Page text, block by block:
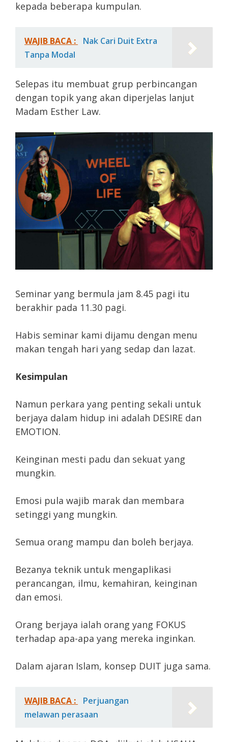
kepada beberapa kumpulan.
WAJIB BACA :
Nak Cari Duit Extra
Tanpa Modal
Selepas itu membuat grup perbincangan
dengan topik yang akan diperjelas lanjut
Madam Esther Law.
Seminar yang bermula jam 8.45 pagi itu
berakhir pada 11.30 pagi.
Habis seminar kami dijamu dengan menu
makan tengah hari yang sedap dan lazat.
Kesimpulan
Namun perkara yang penting sekali untuk
berjaya dalam hidup ini adalah DESIRE dan
EMOTION.
Keinginan mesti padu dan sekuat yang
mungkin.
Emosi pula wajib marak dan membara
setinggi yang mungkin.
Semua orang mampu dan boleh berjaya.
Bezanya teknik untuk mengaplikasi
perancangan, ilmu, kemahiran, keinginan
dan emosi.
Orang berjaya ialah orang yang FOKUS
terhadap apa-apa yang mereka inginkan.
Dalam ajaran Islam, konsep DUIT juga sama.
WAJIB BACA :
Perjuangan
melawan perasaan